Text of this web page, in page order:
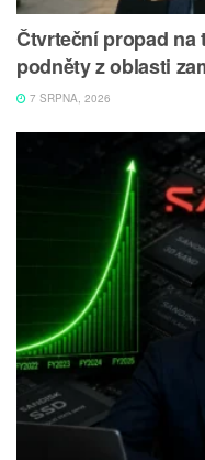
Čtvrteční propad na
podněty z oblasti
7 SRPNA, 2026